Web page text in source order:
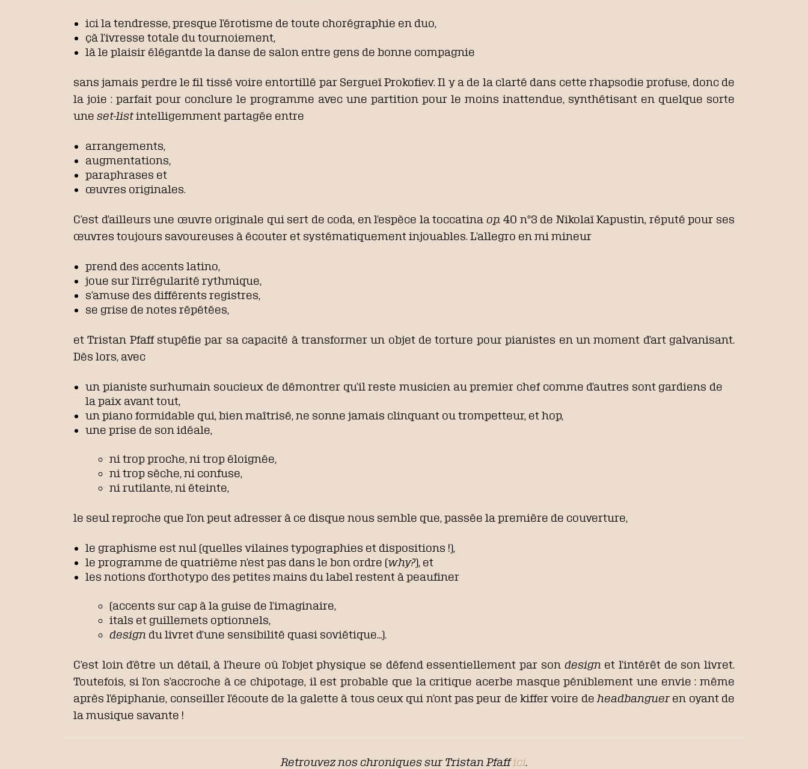
ici la tendresse, presque l’érotisme de toute chorégraphie en duo,
çà l’ivresse totale du tournoiement,
là le plaisir élégantde la danse de salon entre gens de bonne compagnie
sans jamais perdre le fil tissé voire entortillé par Sergueï Prokofiev. Il y a de la clarté dans cette rhapsodie profuse, donc de
la joie : parfait pour conclure le programme avec une partition pour le moins inattendue, synthétisant en quelque sorte
une set-listintelligemment partagée entre
arrangements,
augmentations,
paraphrases et
œuvres originales.
C’est d’ailleurs une œuvre originale qui sert de coda, en l’espèce la toccatina op. 40 n°3 de Nikolaï Kapustin, réputé pour ses
œuvres toujours savoureuses à écouter et systématiquement injouables. L’allegro en mi mineur
prend des accents latino,
joue sur l’irrégularité rythmique,
s’amuse des différents registres,
se grise de notes répétées,
et Tristan Pfaff stupéfie par sa capacité à transformer un objet de torture pour pianistes en un moment d’art galvanisant.
Dès lors, avec
un pianiste surhumain soucieux de démontrer qu’il reste musicien au premier chef comme d’autres sont gardiens de
la paix avant tout,
un piano formidable qui, bien maîtrisé, ne sonne jamais clinquant ou trompetteur, et hop,
une prise de son idéale,
ni trop proche, ni trop éloignée,
ni trop sèche, ni confuse,
ni rutilante, ni éteinte,
le seul reproche que l’on peut adresser à ce disque nous semble que, passée la première de couverture,
le graphisme est nul (quelles vilaines typographies et dispositions !),
le programme de quatrième n’est pas dans le bon ordre (why?), et
les notions d’orthotypo des petites mains du label restent à peaufiner
(accents sur cap à la guise de l’imaginaire,
itals et guillemets optionnels,
design du livret d’une sensibilité quasi soviétique…).
C’est loin d’être un détail, à l’heure où l’objet physique se défend essentiellement par son design et l’intérêt de son livret.
Toutefois, si l’on s’accroche à ce chipotage, il est probable que la critique acerbe masque péniblement une envie : même
après l’épiphanie, conseiller l’écoute de la galette à tous ceux qui n’ont pas peur de kiffer voire de headbanguer en oyant de
la musique savante !
Retrouvez nos chroniques sur Tristan Pfaffici.